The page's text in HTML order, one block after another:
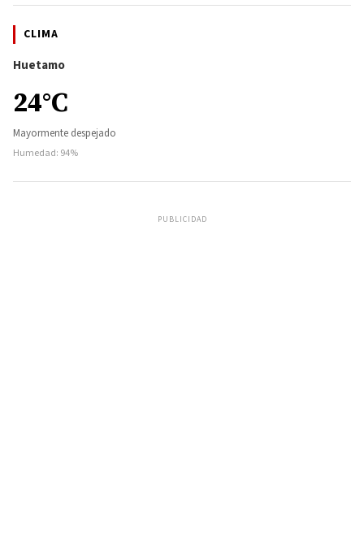
CLIMA
Huetamo
24°C
Mayormente despejado
Humedad: 94%
PUBLICIDAD